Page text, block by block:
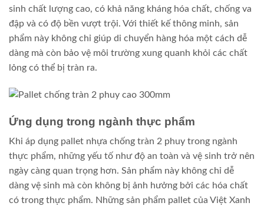
sinh chất lượng cao, có khả năng kháng hóa chất, chống va
đập và có độ bền vượt trội. Với thiết kế thông minh, sản
phẩm này không chỉ giúp di chuyển hàng hóa một cách dễ
dàng mà còn bảo vệ môi trường xung quanh khỏi các chất
lỏng có thể bị tràn ra.
Ứng dụng trong ngành thực phẩm
Khi áp dụng pallet nhựa chống tràn 2 phuy trong ngành
thực phẩm, những yếu tố như độ an toàn và vệ sinh trở nên
ngày càng quan trọng hơn. Sản phẩm này không chỉ dễ
dàng vệ sinh mà còn không bị ảnh hưởng bởi các hóa chất
có trong thực phẩm. Những sản phẩm pallet của Việt Xanh